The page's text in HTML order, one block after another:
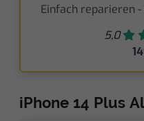
Einfach reparieren
5,0
iPhone 14 Plus